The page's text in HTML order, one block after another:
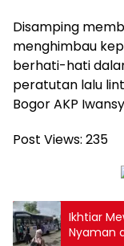
Disamping
menghimbau
berhati-hati
peratutan lalu
Bogor AKP
Post Views: 235
Ikhtiar
Nyaman